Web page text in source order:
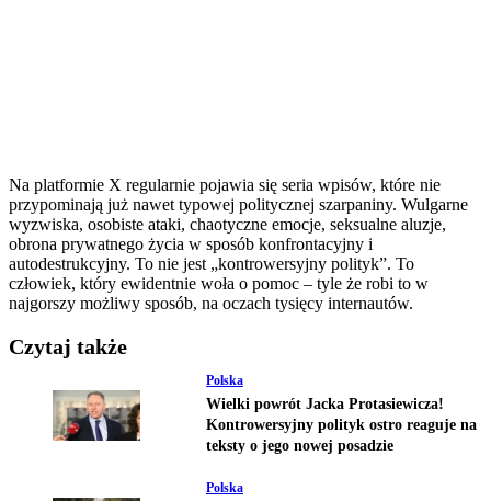
Na platformie X regularnie pojawia się seria wpisów, które nie
przypominają już nawet typowej politycznej szarpaniny. Wulgarne
wyzwiska, osobiste ataki, chaotyczne emocje, seksualne aluzje,
obrona prywatnego życia w sposób konfrontacyjny i
autodestrukcyjny. To nie jest „kontrowersyjny polityk”. To
człowiek, który ewidentnie woła o pomoc – tyle że robi to w
najgorszy możliwy sposób, na oczach tysięcy internautów.
Czytaj także
Polska
Wielki powrót Jacka Protasiewicza!
Kontrowersyjny polityk ostro reaguje na
teksty o jego nowej posadzie
Polska